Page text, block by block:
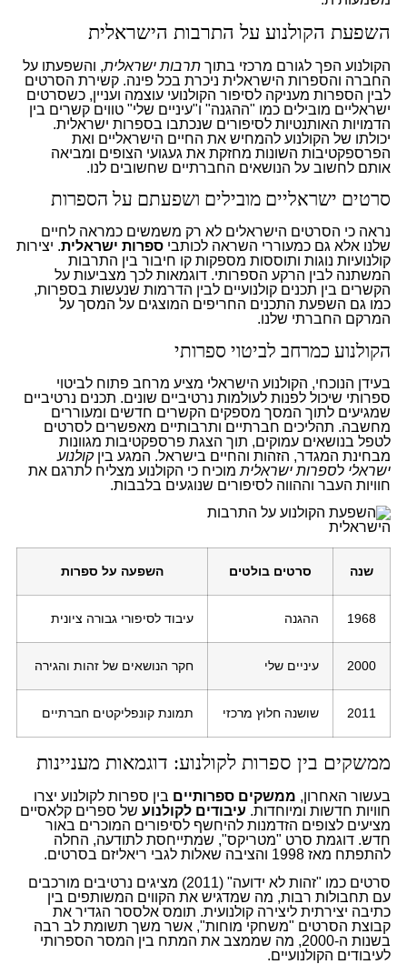
השפעת הקולנוע על התרבות הישראלית
הקולנוע הפך לגורם מרכזי בתוך תרבות ישראלית, והשפעתו על
החברה והספרות הישראלית ניכרת בכל פינה. קשירת הסרטים
לבין הספרות מעניקה לסיפור הקולנועי עוצמה ועניין, כשסרטים
ישראליים מובילים כמו "ההגנה" ו"עיניים שלי" טווים קשרים בין
הדמויות האותנטיות לסיפורים שנכתבו בספרות ישראלית.
יכולתו של הקולנוע להמחיש את החיים הישראליים ואת
הפרספקטיבות השונות מחזקת את געגועי הצופים ומביאה
אותם לחשוב על הנושאים החברתיים שחשובים לנו.
סרטים ישראליים מובילים ושפעתם על הספרות
נראה כי הסרטים הישראלים לא רק משמשים כמראה לחיים
שלנו אלא גם כמעוררי השראה לכותבי ספרות ישראלית. יצירות
קולנועיות נוגות ותוססות מספקות קו חיבור בין התרבות
המשתנה לבין הרקע הספרותי. דוגמאות לכך מצביעות על
הקשרים בין תכנים קולנועיים לבין הדרמות שנעשות בספרות,
כמו גם השפעת התכנים החריפים המוצגים על המסך על
המרקם החברתי שלנו.
הקולנוע כמרחב לביטוי ספרותי
בעידן הנוכחי, הקולנוע הישראלי מציע מרחב פתוח לביטוי
ספרותי שיכול לפנות לעולמות נרטיביים שונים. תכנים נרטיביים
שמגיעים לתוך המסך מספקים הקשרים חדשים ומעוררים
מחשבה. תהליכים חברתיים ותרבותיים מאפשרים לסרטים
לטפל בנושאים עמוקים, תוך הצגת פרספקטיבות מגוונות
מבחינת המגדר, הזהות והחיים בישראל. המגע ביןקולנוע
ישראלי לספרות ישראליתמוכיח כי הקולנוע מצליח לתרגם את
חוויות העבר וההווה לסיפורים שנוגעים בלבבות.
שנה סרטים בולטים השפעה על ספרות
1968 ההגנה עיבוד לסיפורי גבורה ציונית
2000 עיניים שלי חקר הנושאים של זהות והגירה
2011 שושנה חלוץ מרכזי תמונת קונפליקטים חברתיים
ממשקים בין ספרות לקולנוע: דוגמאות מעניינות
בעשור האחרון, ממשקים ספרותיים בין ספרות לקולנוע יצרו
חוויות חדשות ומיוחדות. עיבודים לקולנועשל ספרים קלאסיים
מציעים לצופים הזדמנות להיחשף לסיפורים המוכרים באור
חדש. דוגמת סרט "מטריקס", שמתייחסת לתודעה, החלה
להתפתח מאז 1998 והציבה שאלות לגבי ריאליזם בסרטים.
סרטים כמו "זהות לא ידועה" (2011) מציגים נרטיבים מורכבים
עם תחבולות רבות, מה שמדגיש את הקווים המשותפים בין
כתיבה יצירתית ליצירה קולנועית. תומס אלססר הגדיר את
קבוצת הסרטים "משחקי מוחות", אשר משך תשומת לב רבה
בשנות ה-2000, מה שממצב את המתח בין המסר הספרותי
לעיבודים הקולנועיים.